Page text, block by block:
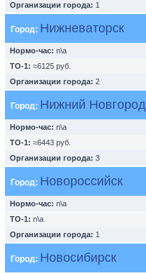
Организации города: 1
Город: Нижневаторск
Нормо-час: n\a
ТО-1: ≈6125 руб.
Организации города: 2
Город: Нижний Новгород
Нормо-час: n\a
ТО-1: ≈6443 руб.
Организации города: 3
Город: Новороссийск
Нормо-час: n\a
ТО-1: n\a
Организации города: 1
Город: Новосибирск